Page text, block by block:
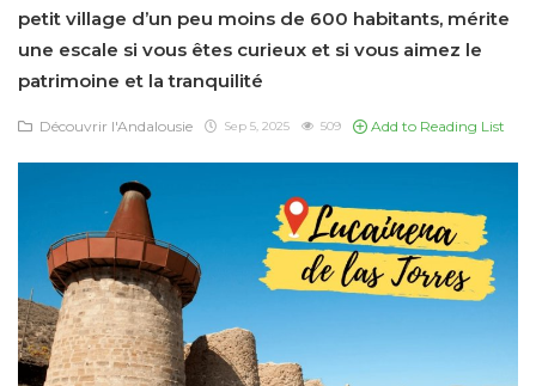
Á propos de nous
Galerie
Contact
petit village d’un peu moins de 600 habitants, mérite
une escale si vous êtes curieux et si vous aimez le
patrimoine et la tranquilité
Découvrir l'Andalousie Sep 5, 2025 509 Add to Reading List